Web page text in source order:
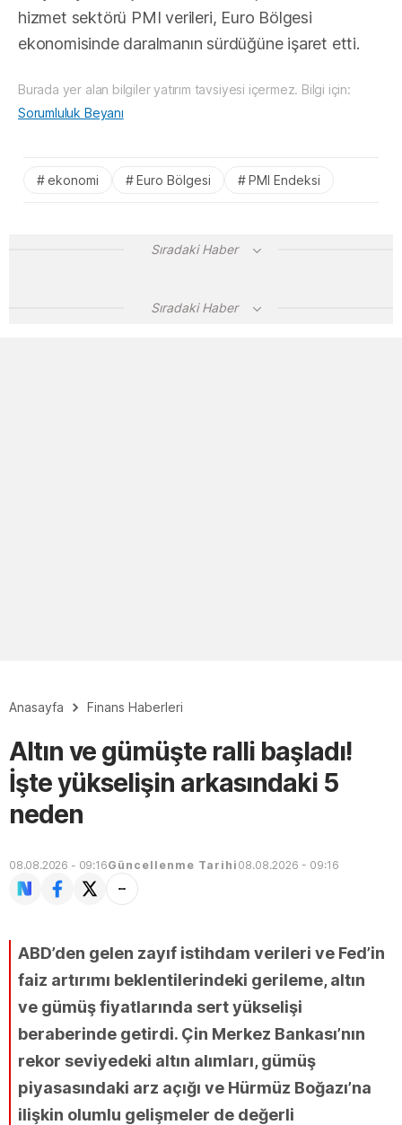
hizmet sektörü PMI verileri, Euro Bölgesi
ekonomisinde daralmanın sürdüğüne işaret etti.
Burada yer alan bilgiler yatırım tavsiyesi içermez. Bilgi için:
Sorumluluk Beyanı
ekonomi Euro Bölgesi PMI Endeksi
Sıradaki Haber
Sıradaki Haber
Anasayfa Finans Haberleri
Altın ve gümüşte ralli başladı!
İşte yükselişin arkasındaki 5
neden
08.08.2026 - 09:16Güncellenme Tarihi 08.08.2026 - 09:16
ABD’den gelen zayıf istihdam verileri ve Fed’in
faiz artırımı beklentilerindeki gerileme, altın
ve gümüş fiyatlarında sert yükselişi
beraberinde getirdi. Çin Merkez Bankası’nın
rekor seviyedeki altın alımları, gümüş
piyasasındaki arz açığı ve Hürmüz Boğazı’na
ilişkin olumlu gelişmeler de değerli